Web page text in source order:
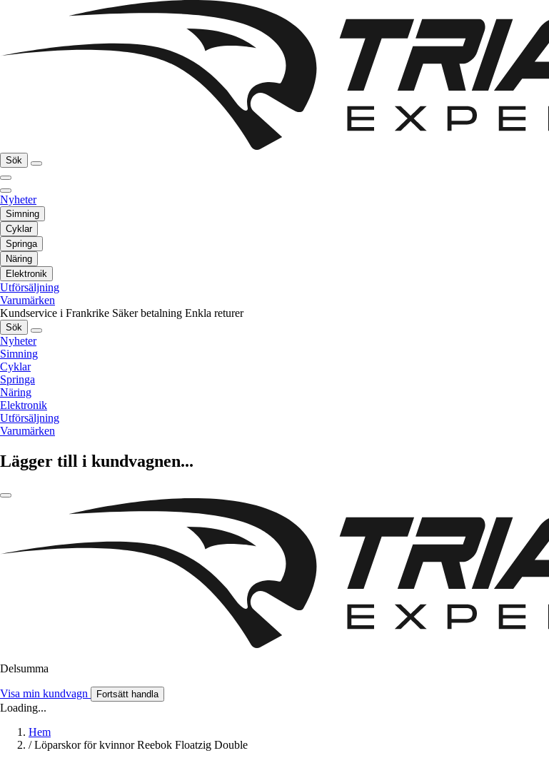
Sök
Nyheter
Simning
Cyklar
Springa
Näring
Elektronik
Utförsäljning
Varumärken
Kundservice i Frankrike Säker betalning Enkla returer
Sök
Nyheter
Simning
Cyklar
Springa
Näring
Elektronik
Utförsäljning
Varumärken
Lägger till i kundvagnen...
Delsumma
Visa min kundvagn Fortsätt handla
Loading...
Hem
/ Löparskor för kvinnor Reebok Floatzig Double